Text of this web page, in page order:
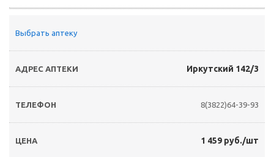
Выбрать аптеку
Иркутский 142/3
8(3822)64-39-93
1 459 руб./шт